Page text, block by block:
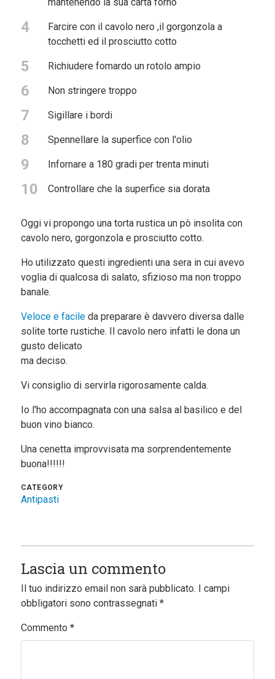
4
Farcire con il cavolo nero ,il gorgonzola a
tocchetti ed il prosciutto cotto
5 Richiudere fomardo un rotolo ampio
6 Non stringere troppo
7 Sigillare i bordi
8 Spennellare la superfice con l'olio
9 Infornare a 180 gradi per trenta minuti
10 Controllare che la superfice sia dorata
Oggi vi propongo una torta rustica un pò insolita con
cavolo nero, gorgonzola e prosciutto cotto.
Ho utilizzato questi ingredienti una sera in cui avevo
voglia di qualcosa di salato, sfizioso ma non troppo
banale.
Veloce e facileda preparare è davvero diversa dalle
solite torte rustiche. Il cavolo nero infatti le dona un
gusto delicato
ma deciso.
Vi consiglio di servirla rigorosamente calda.
Io l'ho accompagnata con una salsa al basilico e del
buon vino bianco.
Una cenetta improvvisata ma sorprendentemente
buona!!!!!!
CATEGORY
Antipasti
Lascia un commento
Il tuo indirizzo email non sarà pubblicato. I campi
obbligatori sono contrassegnati *
Commento *